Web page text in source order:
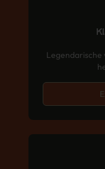
Legendarische